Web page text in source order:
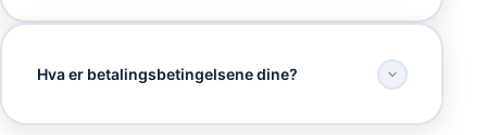
Hva er betalingsbetingelsene dine?